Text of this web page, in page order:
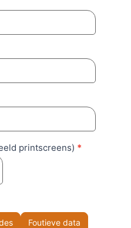
printscreens) *
Foutieve data